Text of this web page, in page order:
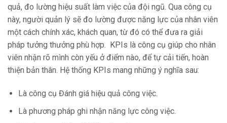
quả, đo lường hiệu suất làm việc của đội ngũ. Qua công cụ
này, người quản lý sẽ đo lường được năng lực của nhân viên
một cách chính xác, khách quan, từ đó có thể đưa ra giải
pháp tưởng thưởng phù hợp. KPIs là công cụ giúp cho nhân
viên nhận rõ mình còn yếu ở điểm nào, để tự cải tiến, hoàn
thiện bản thân. Hệ thống KPIs mang những ý nghĩa sau:
Là công cụ Đánh giá hiệu quả công việc.
Là phương pháp ghi nhận năng lực công việc.